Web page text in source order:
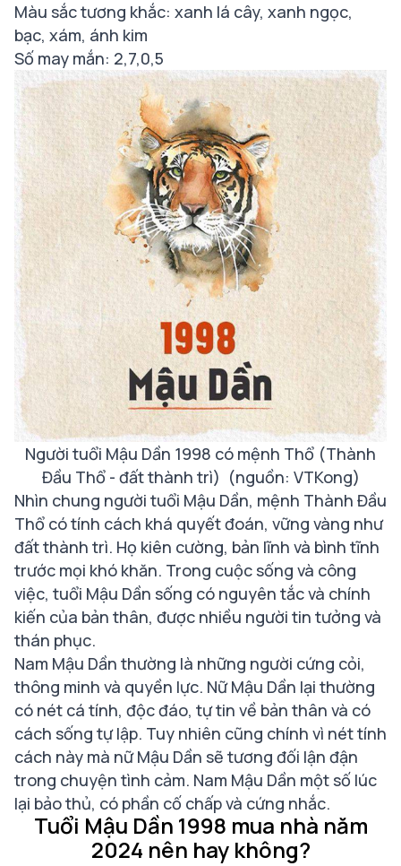
Màu sắc tương khắc: xanh lá cây, xanh ngọc,
bạc, xám, ánh kim
Số may mắn: 2,7,0,5
Người tuổi Mậu Dần 1998 có mệnh Thổ (Thành
Đầu Thổ - đất thành trì) (nguồn: VTKong)
Nhìn chung người tuổi Mậu Dần, mệnh Thành Đầu
Thổ có tính cách khá quyết đoán, vững vàng như
đất thành trì. Họ kiên cường, bản lĩnh và bình tĩnh
trước mọi khó khăn. Trong cuộc sống và công
việc, tuổi Mậu Dần sống có nguyên tắc và chính
kiến của bản thân, được nhiều người tin tưởng và
thán phục.
Nam Mậu Dần thường là những người cứng cỏi,
thông minh và quyền lực. Nữ Mậu Dần lại thường
có nét cá tính, độc đáo, tự tin về bản thân và có
cách sống tự lập. Tuy nhiên cũng chính vì nét tính
cách này mà nữ Mậu Dần sẽ tương đối lận đận
trong chuyện tình cảm. Nam Mậu Dần một số lúc
lại bảo thủ, có phần cố chấp và cứng nhắc.
Tuổi Mậu Dần 1998 mua nhà năm
2024 nên hay không?